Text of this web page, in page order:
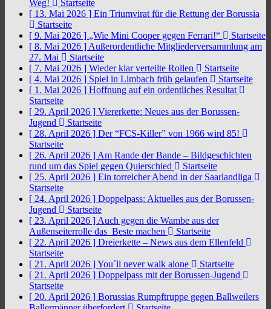
Weg!
Startseite
[ 13. Mai 2026 ] Ein Triumvirat für die Rettung der Borussia
Startseite
[ 9. Mai 2026 ] „Wie Mini Cooper gegen Ferrari!“
Startseite
[ 8. Mai 2026 ] Außerordentliche Mitgliederversammlung am
27. Mai
Startseite
[ 7. Mai 2026 ] Wieder klar verteilte Rollen
Startseite
[ 4. Mai 2026 ] Spiel in Limbach früh gelaufen
Startseite
[ 1. Mai 2026 ] Hoffnung auf ein ordentliches Resultat
Startseite
[ 29. April 2026 ] Viererkette: Neues aus der Borussen-
Jugend
Startseite
[ 28. April 2026 ] Der “FCS-Killer” von 1966 wird 85!
Startseite
[ 26. April 2026 ] Am Rande der Bande – Bildgeschichten
rund um das Spiel gegen Quierschied
Startseite
[ 25. April 2026 ] Ein torreicher Abend in der Saarlandliga
Startseite
[ 24. April 2026 ] Doppelpass: Aktuelles aus der Borussen-
Jugend
Startseite
[ 23. April 2026 ] Auch gegen die Wambe aus der
Außenseiterrolle das Beste machen
Startseite
[ 22. April 2026 ] Dreierkette – News aus dem Ellenfeld
Startseite
[ 21. April 2026 ]You´ll never walk alone
Startseite
[ 21. April 2026 ] Doppelpass mit der Borussen-Jugend
Startseite
[ 20. April 2026 ] Borussias Rumpftruppe gegen Ballweilers